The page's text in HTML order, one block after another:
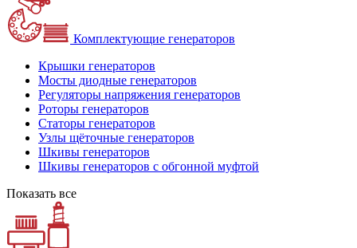
Комплектующие генераторов
Крышки генераторов
Мосты диодные генераторов
Регуляторы напряжения генераторов
Роторы генераторов
Статоры генераторов
Узлы щёточные генераторов
Шкивы генераторов
Шкивы генераторов с обгонной муфтой
Показать все